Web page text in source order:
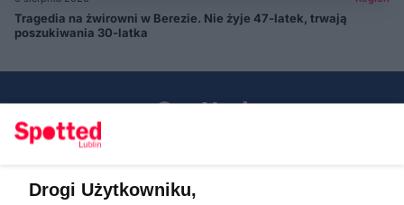
Tragedia na żwirowni w Berezie. Nie żyje 47-latek, trwają
poszukiwania 30-latka
Drogi Użytkowniku,